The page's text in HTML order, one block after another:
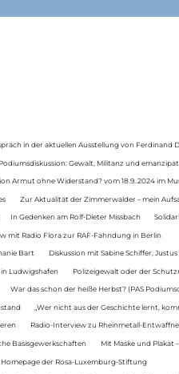
in der aktuellen Ausstellung von Ferdinand
Gewalt, Militanz und
Armut ohne Widerstand? vom 18.9..2024 im
Zur Aktualität der Zimmerwalder – mein
In Gedenken am Rolf-Dieter Missbach
mit Radio Flora zur RAF-Fahndung in Berlin
Bart Diskussion mit Sabine Schiffer,
Ludwigshafen Polizeigewalt oder der
War das schon der heiße Herbst? (PAS
„Wer nicht aus der Geschichte lernt,
Radio-Interview zu Rheinmetall-
Basisgewerkschaften Mit Maske und Plakat
Homepage der Rosa-Luxemburg-Stiftung